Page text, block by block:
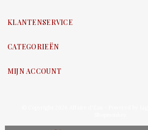
KLANTENSERVICE
CATEGORIEËN
MIJN ACCOUNT